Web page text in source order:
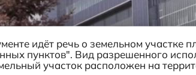
идёт речь о земельном участке
пунктов". Вид разрешенного
участок расположен на